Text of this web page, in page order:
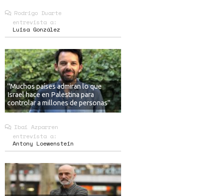
Rodrigo Duarte
entrevista a:
Luisa González
"Muchos países admiran lo que
Israel hace en Palestina para
controlar a millones de personas"
Ibai Azparren
entrevista a:
Antony Loewenstein